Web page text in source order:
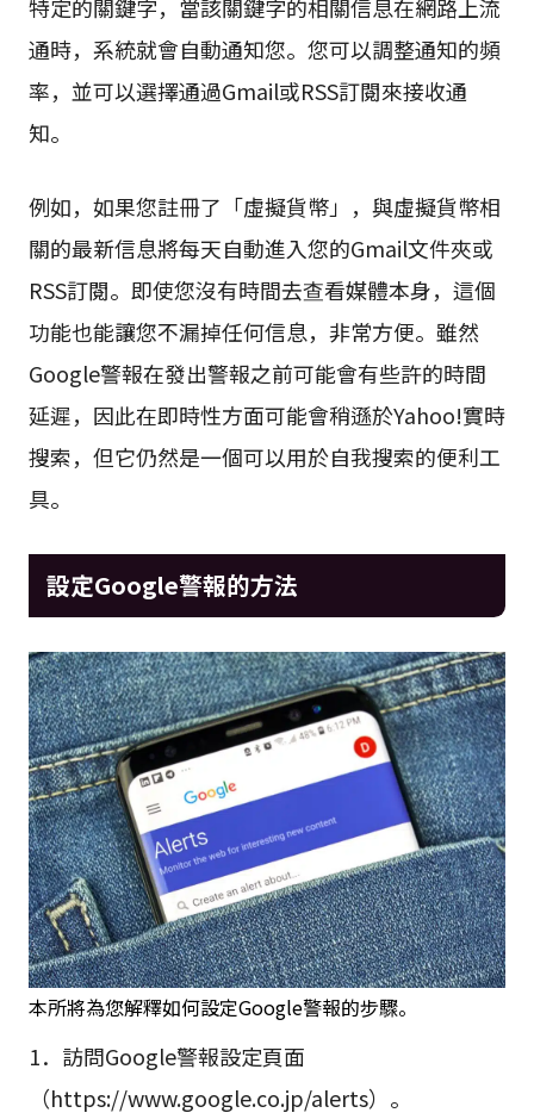
特定的關鍵字，當該關鍵字的相關信息在網路上流
通時，系統就會自動通知您。您可以調整通知的頻
率，並可以選擇通過Gmail或RSS訂閱來接收通
知。
例如，如果您註冊了「虛擬貨幣」，與虛擬貨幣相
關的最新信息將每天自動進入您的Gmail文件夾或
RSS訂閱。即使您沒有時間去查看媒體本身，這個
功能也能讓您不漏掉任何信息，非常方便。雖然
Google警報在發出警報之前可能會有些許的時間
延遲，因此在即時性方面可能會稍遜於Yahoo!實時
搜索，但它仍然是一個可以用於自我搜索的便利工
具。
設定Google警報的方法
本所將為您解釋如何設定Google警報的步驟。
1．訪問Google警報設定頁面
（https://www.google.co.jp/alerts）。